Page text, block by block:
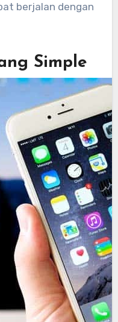
berjalan dengan
Simple